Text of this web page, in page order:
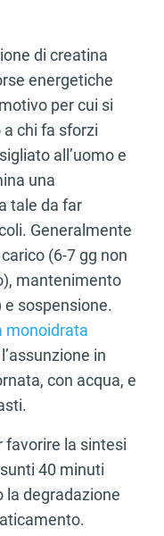
di creatina
energetiche
per cui si
chi fa sforzi
all’uomo e
una
tale da far
Generalmente
(6-7 gg non
mantenimento
e sospensione.
monoidrata
in
con acqua, e
favorire la sintesi
40 minuti
la degradazione